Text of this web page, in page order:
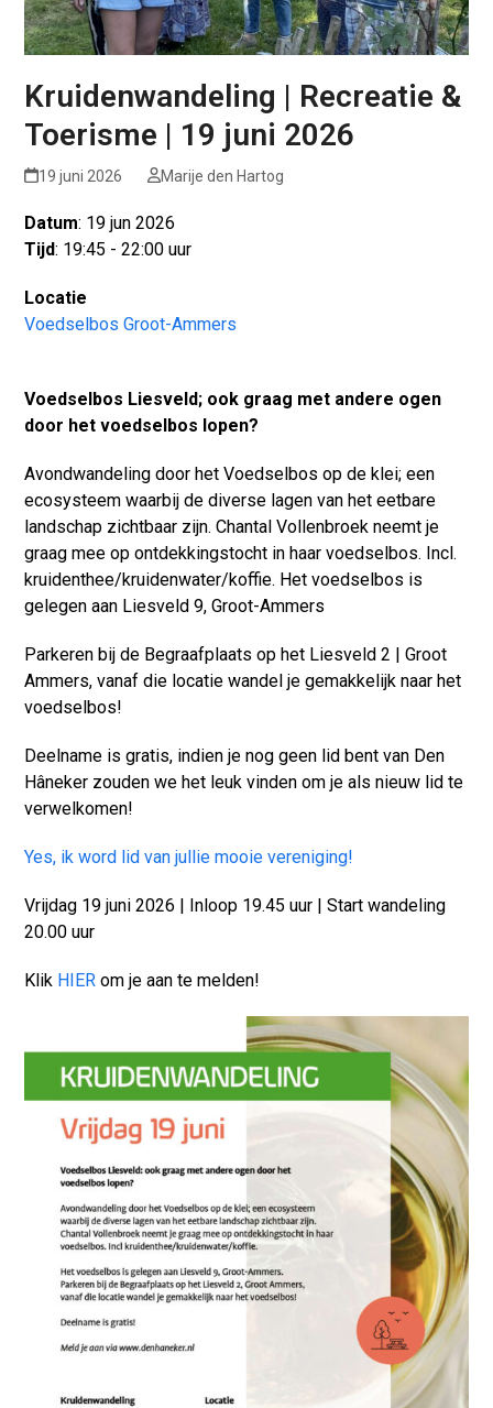
Kruidenwandeling | Recreatie &
Toerisme | 19 juni 2026
19 juni 2026 Marije den Hartog
Datum: 19 jun 2026
Tijd: 19:45 - 22:00 uur
Locatie
Voedselbos Groot-Ammers
Voedselbos Liesveld; ook graag met andere ogen
door het voedselbos lopen?
Avondwandeling door het Voedselbos op de klei; een
ecosysteem waarbij de diverse lagen van het eetbare
landschap zichtbaar zijn. Chantal Vollenbroek neemt je
graag mee op ontdekkingstocht in haar voedselbos. Incl.
kruidenthee/kruidenwater/koffie. Het voedselbos is
gelegen aan Liesveld 9, Groot-Ammers
Parkeren bij de Begraafplaats op het Liesveld 2 | Groot
Ammers, vanaf die locatie wandel je gemakkelijk naar het
voedselbos!
Deelname is gratis, indien je nog geen lid bent van Den
Hâneker zouden we het leuk vinden om je als nieuw lid te
verwelkomen!
Yes, ik word lid van jullie mooie vereniging!
Vrijdag 19 juni 2026 | Inloop 19.45 uur | Start wandeling
20.00 uur
Klik HIER om je aan te melden!